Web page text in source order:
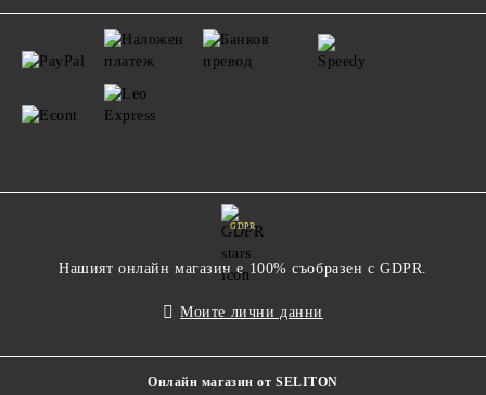
GDPR
Нашият онлайн магазин е 100% съобразен с GDPR.
Моите лични данни
Онлайн магазин от SELITON